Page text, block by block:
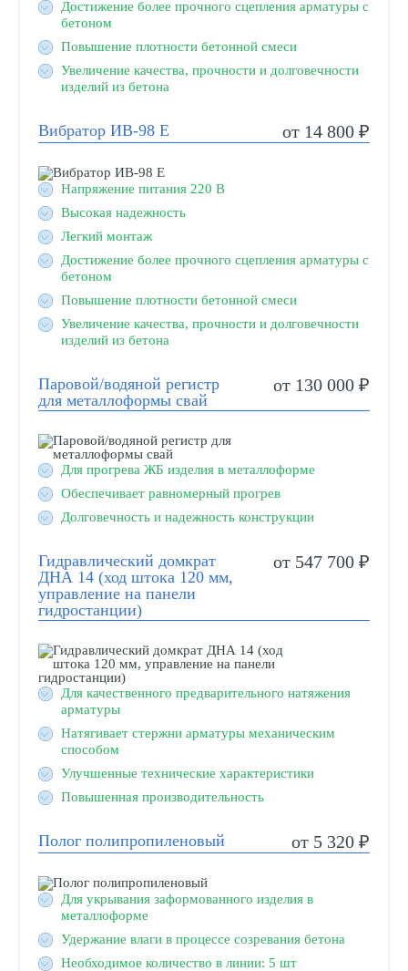
Достижение более прочного сцепления арматуры с
бетоном
Повышение плотности бетонной смеси
Увеличение качества, прочности и долговечности
изделий из бетона
Вибратор ИВ-98 Е от 14 800 ₽
Напряжение питания 220 В
Высокая надежность
Легкий монтаж
Достижение более прочного сцепления арматуры с
бетоном
Повышение плотности бетонной смеси
Увеличение качества, прочности и долговечности
изделий из бетона
Паровой/водяной регистр
для металлоформы свай
от 130 000 ₽
Для прогрева ЖБ изделия в металлоформе
Обеспечивает равномерный прогрев
Долговечность и надежность конструкции
Гидравлический домкрат
ДНА 14 (ход штока 120 мм,
управление на панели
гидростанции)
от 547 700 ₽
Для качественного предварительного натяжения
арматуры
Натягивает стержни арматуры механическим
способом
Улучшенные технические характеристики
Повышенная производительность
Полог полипропиленовый от 5 320 ₽
Для укрывания заформованного изделия в
металлоформе
Удержание влаги в процессе созревания бетона
Необходимое количество в линии: 5 шт